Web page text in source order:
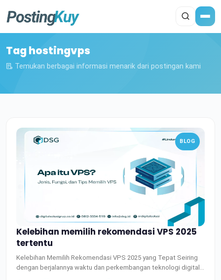
Tag hostingvps
Temukan berbagai informasi menarik dari postingan kami
BLOG
Kelebihan memilih rekomendasi VPS 2025
tertentu
Kelebihan Memilih Rekomendasi VPS 2025 yang Tepat Seiring
dengan berjalannya waktu dan perkembangan teknologi digital